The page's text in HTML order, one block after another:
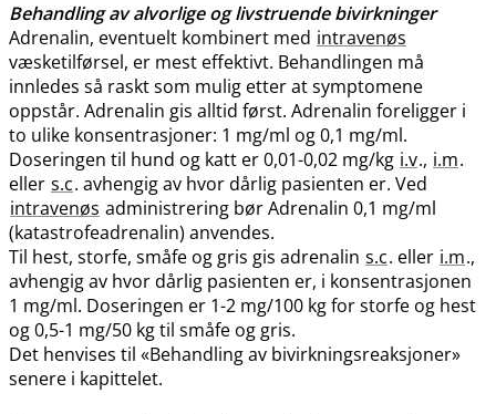
Behandling av alvorlige og livstruende bivirkninger
Adrenalin, eventuelt kombinert med intravenøs
væsketilførsel, er mest effektivt. Behandlingen må
innledes så raskt som mulig etter at symptomene
oppstår. Adrenalin gis alltid først. Adrenalin foreligger i
to ulike konsentrasjoner: 1 mg/ml og 0,1 mg​/​ml.
Doseringen til hund og katt er 0,01-0,02 mg/kg i.v., i.m.
eller s.c. avhengig av hvor dårlig pasienten er. Ved
intravenøs administrering bør Adrenalin 0,1 mg/ml
(katastrofeadrenalin) anvendes.
Til hest, storfe, småfe og gris gis adrenalin s.c. eller i.m.,
avhengig av hvor dårlig pasienten er, i konsentrasjonen
1 mg​/​ml. Doseringen er 1-2 mg/100 kg for storfe og hest
og 0,5-1 mg/50 kg til småfe og gris.
Det henvises til «Behandling av bivirkningsreaksjoner»
senere i kapittelet.